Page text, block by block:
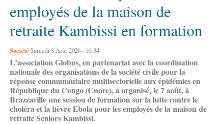
employés de la maison de
retraite Kambissi en formation
SociétéSamedi 8 Août 2026 - 16:34
L’association Globus, en partenariat avec la coordination
nationale des organisations de la société civile pour la
réponse communautaire multisectorielle aux épidémies en
République du Congo (Cnore), a organisé, le 7 août, à
Brazzaville une session de formation sur la lutte contre le
choléra et la fièvre Ebola pour les employés de la maison de
retraite Seniors Kambissi.